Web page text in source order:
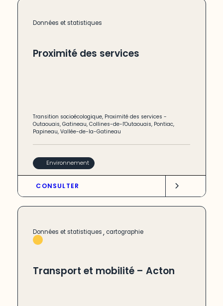
Données et statistiques
Proximité des services
Transition socioécologique, Proximité des services -
Outaouais,Gatineau,Collines-de-l'Outaouais, Pontiac,
Papineau,Vallée-de-la-Gatineau
Environnement
CONSULTER
Données et statistiques, cartographie
Transport et mobilité – Acton